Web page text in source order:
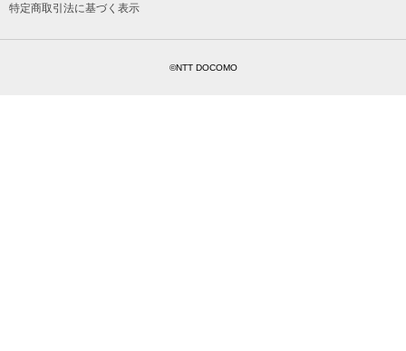
特定商取引法に基づく表示
©NTT DOCOMO